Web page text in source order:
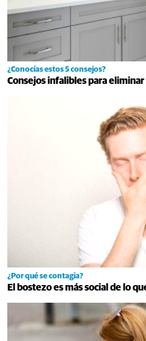
¿Conocías estos 5 consejos?
Consejos infalibles para
¿Por qué se contagia?
El bostezo es más social de lo